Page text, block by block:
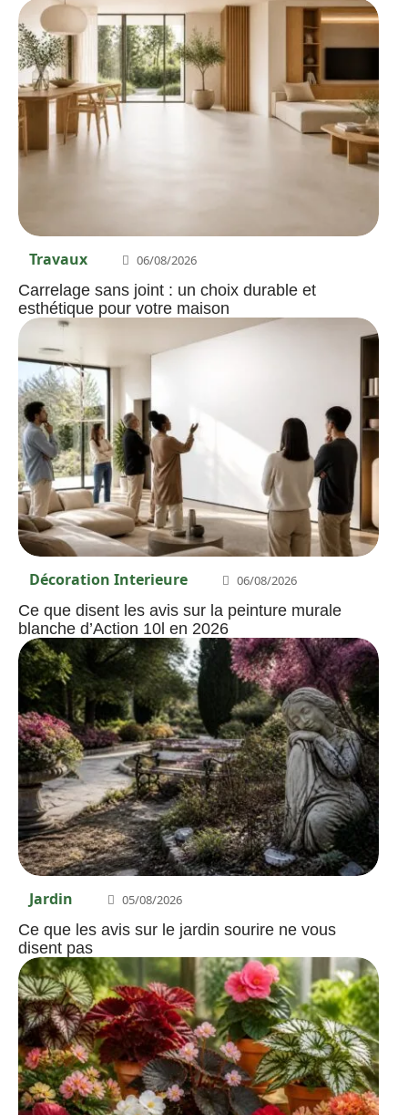
Travaux 06/08/2026
Carrelage sans joint : un choix durable et
esthétique pour votre maison
Décoration Interieure 06/08/2026
Ce que disent les avis sur la peinture murale
blanche d’Action 10l en 2026
Jardin 05/08/2026
Ce que les avis sur le jardin sourire ne vous
disent pas